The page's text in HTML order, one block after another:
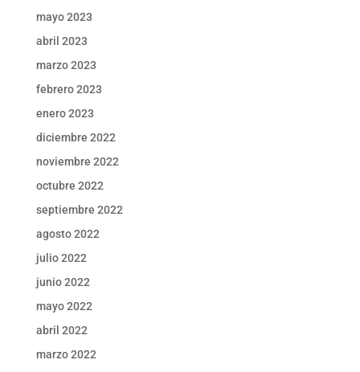
mayo 2023
abril 2023
marzo 2023
febrero 2023
enero 2023
diciembre 2022
noviembre 2022
octubre 2022
septiembre 2022
agosto 2022
julio 2022
junio 2022
mayo 2022
abril 2022
marzo 2022